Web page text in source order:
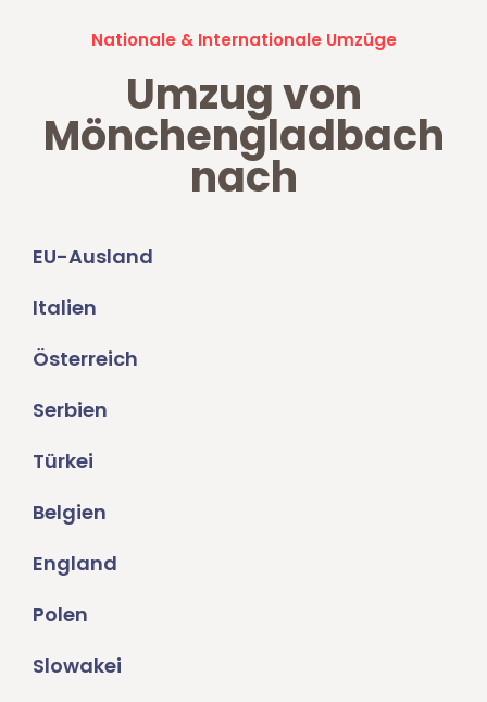
Nationale & Internationale Umzüge
Umzug von
Mönchengladbach
nach
EU-Ausland
Italien
Österreich
Serbien
Türkei
Belgien
England
Polen
Slowakei